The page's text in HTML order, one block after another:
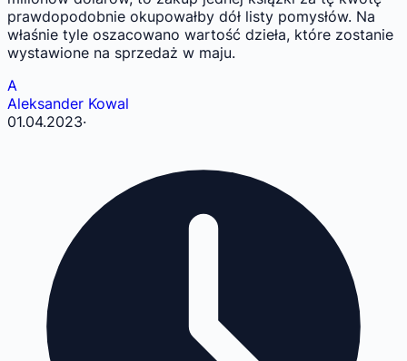
prawdopodobnie okupowałby dół listy pomysłów. Na
właśnie tyle oszacowano wartość dzieła, które zostanie
wystawione na sprzedaż w maju.
A
Aleksander Kowal
01.04.2023·